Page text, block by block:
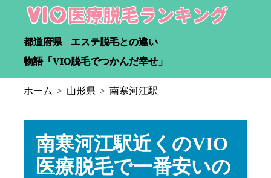
都道府県
エステ脱毛との違い
物語「VIO脱毛でつかんだ幸せ」
ホーム 山形県 南寒河江駅
南寒河江駅近くのVIO
医療脱毛で一番安いの